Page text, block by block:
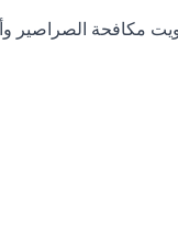
الصراصير